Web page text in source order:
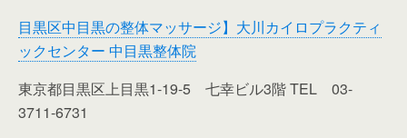
目黒区中目黒の整体マッサージ】大川カイロプラクティ
ックセンター 中目黒整体院
東京都目黒区上目黒1-19-5 七幸ビル3階 TEL 03-
3711-6731